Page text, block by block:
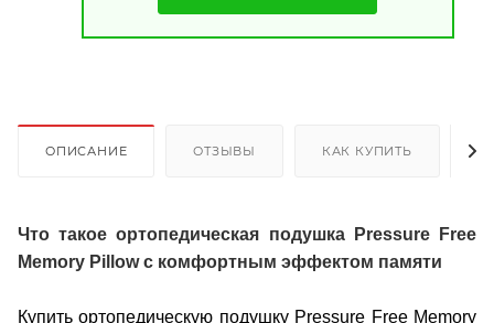
ОПИСАНИЕ ОТЗЫВЫ КАК КУПИТЬ
Что такое ортопедическая подушка Pressure Free
Memory Pillow с комфортным эффектом памяти
Купить ортопедическую подушку Pressure Free Memory